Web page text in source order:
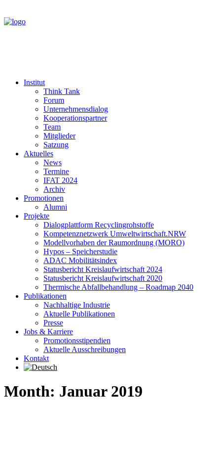
Institut
Think Tank
Forum
Unternehmensdialog
Kooperationspartner
Team
Mitglieder
Satzung
Aktuelles
News
Termine
IFAT 2024
Archiv
Promotionen
Alumni
Projekte
Dialogplattform Recyclingrohstoffe
Kompetenznetzwerk Umweltwirtschaft.NRW
Modellvorhaben der Raumordnung (MORO)
Hypos – Speicherstudie
ADAC Mobilitätsindex
Statusbericht Kreislaufwirtschaft 2024
Statusbericht Kreislaufwirtschaft 2020
Thermische Abfallbehandlung – Roadmap 2040
Publikationen
Nachhaltige Industrie
Aktuelle Publikationen
Presse
Jobs & Karriere
Promotionsstipendien
Aktuelle Ausschreibungen
Kontakt
Month: Januar 2019